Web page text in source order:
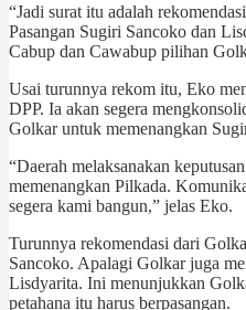
“Jadi surat itu adalah
Pasangan Sugiri Sancoko dan
Cabup dan Cawabup pilihan
Usai turunnya rekom itu, Eko
DPP. Ia akan segera
Golkar untuk memenangkan
“Daerah melaksanakan
memenangkan Pilkada.
segera kami bangun,” jelas Eko.
Turunnya rekomendasi dari
Sancoko. Apalagi Golkar juga
Lisdyarita. Ini menunjukkan
petahana itu harus berpasangan.